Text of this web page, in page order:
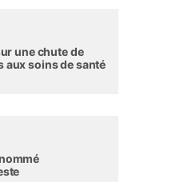
une chute de
aux soins de santé